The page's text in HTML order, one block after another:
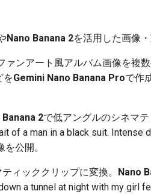
Nano Banana 2を活用した画像
ァンアート風アルバム画像を複
をGemini Nano Banana Proで作
2で低アングルのシネマ
of a man in a black suit. Intense
公開。
ィッククリップに変換。 Nano
a tunnel at night with my girl